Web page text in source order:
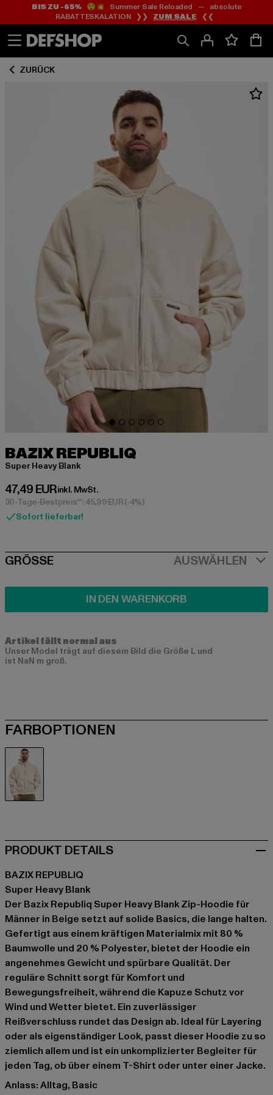
Zum
Inhalt
springen
Zum
Fußzeile
springen
BIS ZU -65%😲💥 Summer Sale Reloaded — absolute
RABATTESKALATION ❯❯ ZUM SALE ❮❮
ZURÜCK
BAZIX REPUBLIQ
Super Heavy Blank
47,49 EUR
Derzeitiger Preis: 47,49 EUR
inkl. MwSt.
30-Tage-Bestpreis**: 45,99 EUR(-4%)
Sofort lieferbar!
SIZE
GRÖSSE AUSWÄHLEN
IN DEN WARENKORB
Artikel fällt normal aus
Unser Model trägt auf diesem Bild die Größe L und
ist NaN m groß.
FARBOPTIONEN
PRODUKT DETAILS
BAZIX REPUBLIQ
Super Heavy Blank
Der Bazix Republiq Super Heavy Blank Zip-Hoodie für
Männer in Beige setzt auf solide Basics, die lange halten.
Gefertigt aus einem kräftigen Materialmix mit 80 %
Baumwolle und 20 % Polyester, bietet der Hoodie ein
angenehmes Gewicht und spürbare Qualität. Der
reguläre Schnitt sorgt für Komfort und
Bewegungsfreiheit, während die Kapuze Schutz vor
Wind und Wetter bietet. Ein zuverlässiger
Reißverschluss rundet das Design ab. Ideal für Layering
oder als eigenständiger Look, passt dieser Hoodie zu so
ziemlich allem und ist ein unkomplizierter Begleiter für
jeden Tag, ob über einem T-Shirt oder unter einer Jacke.
Anlass: Alltag, Basic